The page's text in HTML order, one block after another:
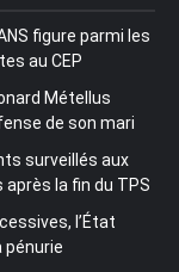
figure parmi les
au CEP
Métellus
de son mari
surveillés aux
la fin du TPS
l’État
pénurie